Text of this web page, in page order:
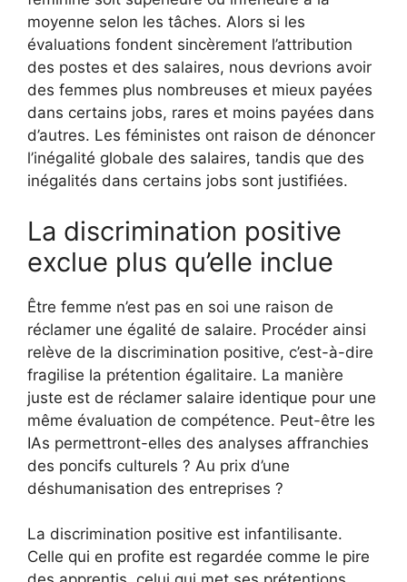
moyenne selon les tâches. Alors si les
évaluations fondent sincèrement l’attribution
des postes et des salaires, nous devrions avoir
des femmes plus nombreuses et mieux payées
dans certains jobs, rares et moins payées dans
d’autres. Les féministes ont raison de dénoncer
l’inégalité globale des salaires, tandis que des
inégalités dans certains jobs sont justifiées.
La discrimination positive
exclue plus qu’elle inclue
Être femme n’est pas en soi une raison de
réclamer une égalité de salaire. Procéder ainsi
relève de la discrimination positive, c’est-à-dire
fragilise la prétention égalitaire. La manière
juste est de réclamer salaire identique pour une
même évaluation de compétence. Peut-être les
IAs permettront-elles des analyses affranchies
des poncifs culturels ? Au prix d’une
déshumanisation des entreprises ?
La discrimination positive est infantilisante.
Celle qui en profite est regardée comme le pire